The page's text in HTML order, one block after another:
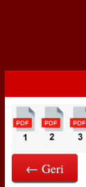
← Geri